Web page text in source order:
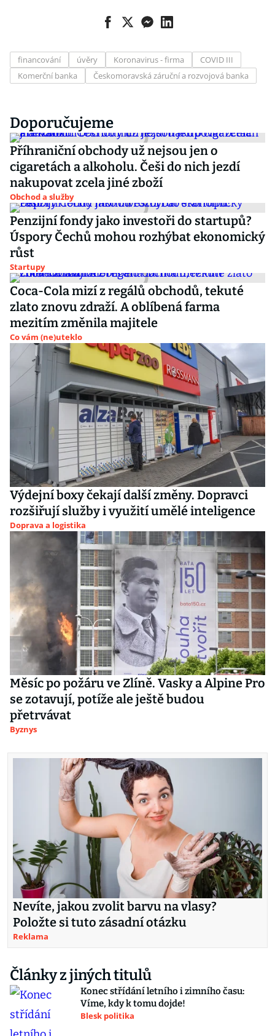
financování úvěry Koronavirus - firma
COVID III
Komerční banka
Českomoravská záruční a rozvojová banka
Doporučujeme
Příhraniční obchody už nejsou jen o
cigaretách a alkoholu. Češi do nich jezdí
nakupovat zcela jiné zboží
Obchod a služby
Penzijní fondy jako investoři do startupů?
Úspory Čechů mohou rozhýbat ekonomický
růst
Startupy
Coca-Cola mizí z regálů obchodů, tekuté
zlato znovu zdraží. A oblíbená farma
mezitím změnila majitele
Co vám (ne)uteklo
Výdejní boxy čekají další změny. Dopravci
rozšiřují služby i využití umělé inteligence
Doprava a logistika
Měsíc po požáru ve Zlíně. Vasky a Alpine Pro
se zotavují, potíže ale ještě budou
přetrvávat
Byznys
Nevíte, jakou zvolit barvu na vlasy?
Položte si tuto zásadní otázku
Reklama
Články z jiných titulů
Konec střídání letního i zimního času:
Víme, kdy k tomu dojde!
Blesk politika